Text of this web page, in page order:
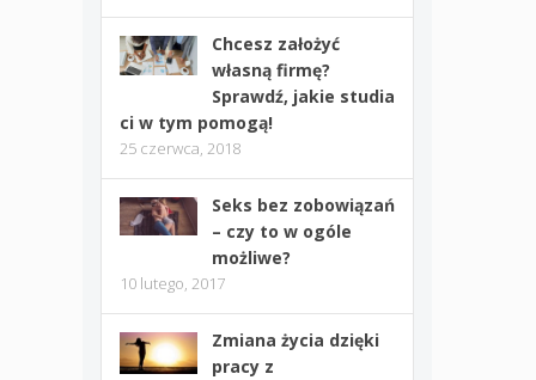
Chcesz założyć
własną firmę?
Sprawdź, jakie studia
ci w tym pomogą!
25 czerwca, 2018
Seks bez zobowiązań
– czy to w ogóle
możliwe?
10 lutego, 2017
Zmiana życia dzięki
pracy z